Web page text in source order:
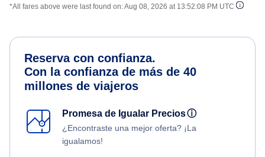
*All fares above were last found on:Aug 08, 2026 at 13:52:08 PM UTC
Reserva con confianza.
Con la confianza de más de 40
millones de viajeros
Promesa de Igualar Preciosⓘ
¿Encontraste una mejor oferta? ¡La
igualamos!